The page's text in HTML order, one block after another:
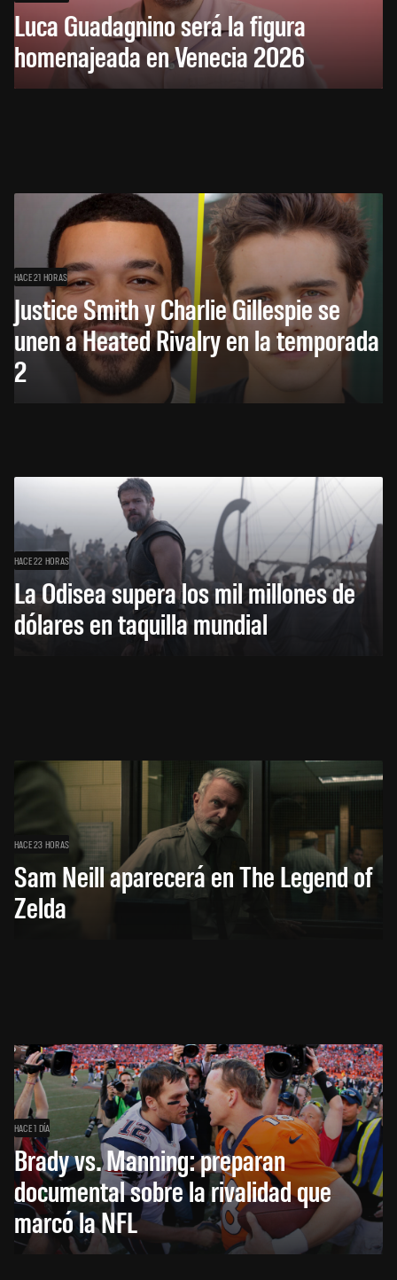
Luca Guadagnino será la figura
homenajeada en Venecia 2026
HACE 21 HORAS
Justice Smith y Charlie Gillespie se
unen a Heated Rivalry en la temporada
2
HACE 22 HORAS
La Odisea supera los mil millones de
dólares en taquilla mundial
HACE 23 HORAS
Sam Neill aparecerá en The Legend of
Zelda
HACE 1 DÍA
Brady vs. Manning: preparan
documental sobre la rivalidad que
marcó la NFL